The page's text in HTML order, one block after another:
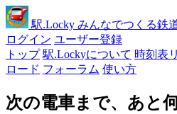
駅.Locky みんなでつくる鉄
ログイン ユーザー登録
トップ 駅.Lockyについて 時刻表
ロード フォーラム 使い方
次の電車まで、あと